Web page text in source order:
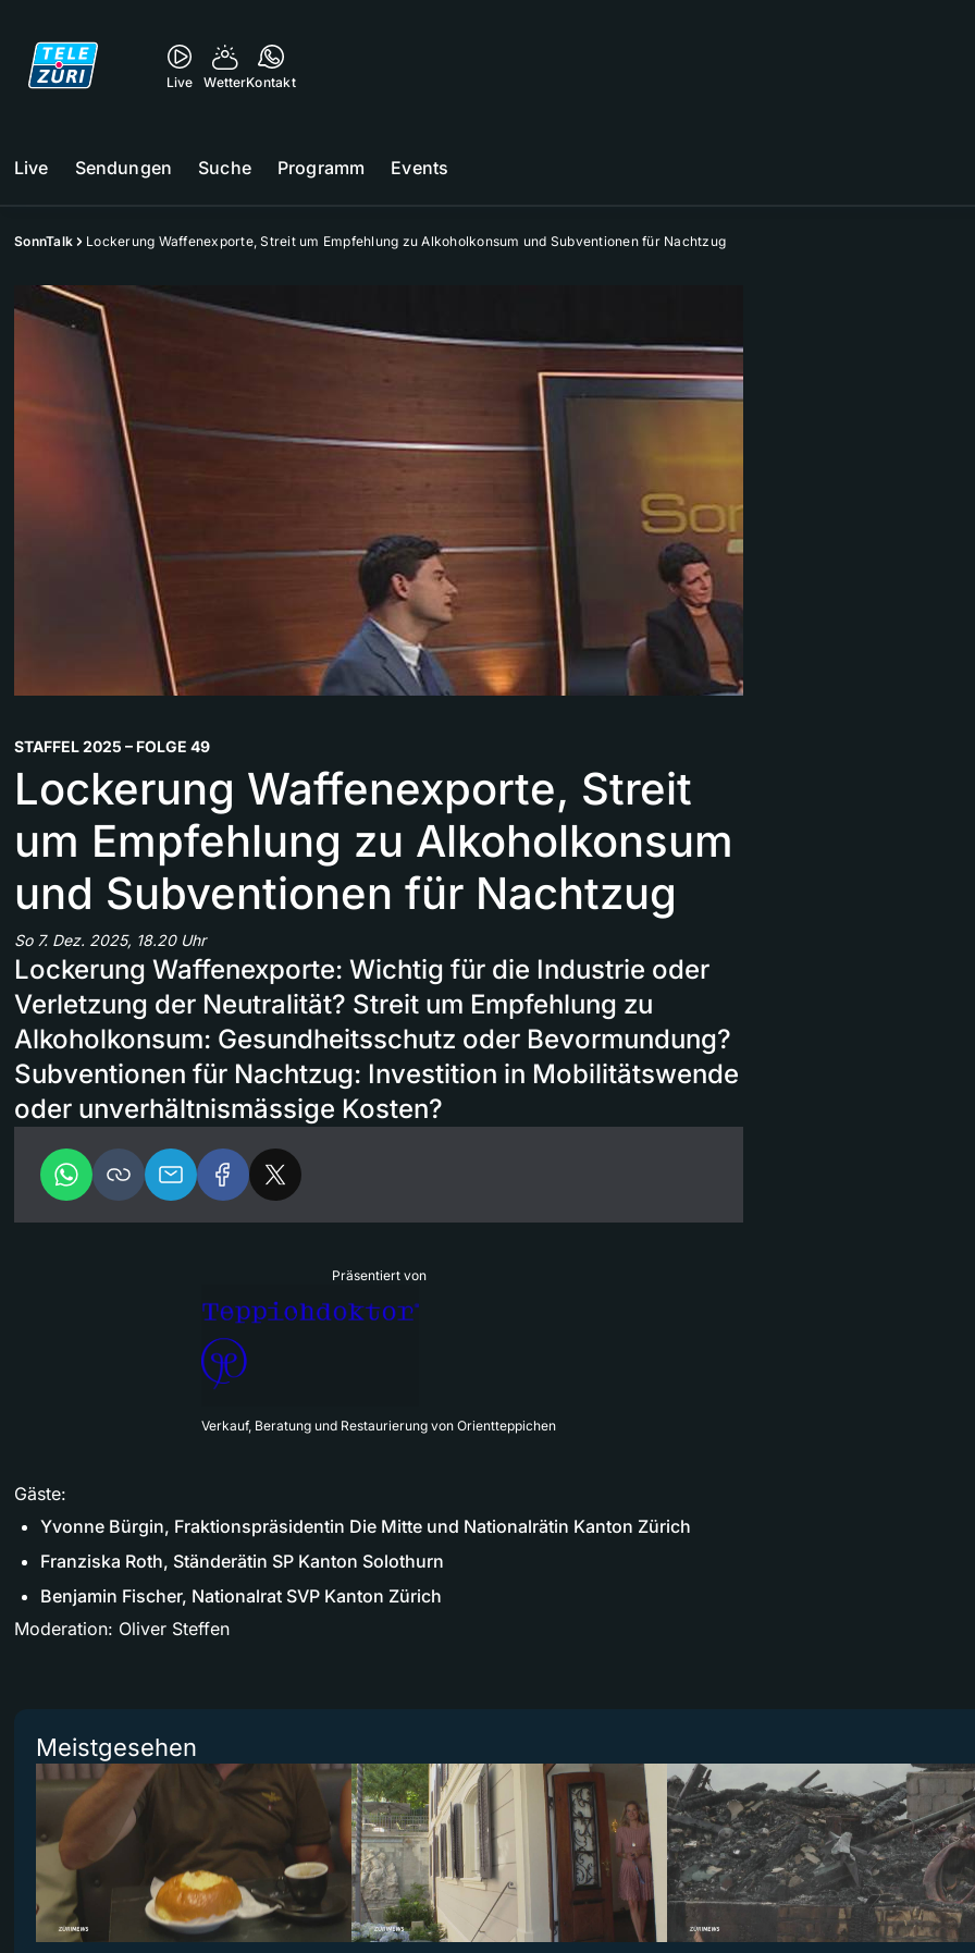
Live WetterKontakt
Live Sendungen Suche Programm Events
SonnTalk Lockerung Waffenexporte, Streit um Empfehlung zu Alkoholkonsum und Subventionen für Nachtzug
STAFFEL 2025 – FOLGE 49
Lockerung Waffenexporte, Streit
um Empfehlung zu Alkoholkonsum
und Subventionen für Nachtzug
So 7. Dez. 2025, 18.20 Uhr
Lockerung Waffenexporte: Wichtig für die Industrie oder
Verletzung der Neutralität? Streit um Empfehlung zu
Alkoholkonsum: Gesundheitsschutz oder Bevormundung?
Subventionen für Nachtzug: Investition in Mobilitätswende
oder unverhältnismässige Kosten?
Präsentiert von
Verkauf, Beratung und Restaurierung von Orientteppichen
Gäste:
Yvonne Bürgin, Fraktionspräsidentin Die Mitte und Nationalrätin Kanton Zürich
Franziska Roth, Ständerätin SP Kanton Solothurn
Benjamin Fischer, Nationalrat SVP Kanton Zürich
Moderation: Oliver Steffen
Meistgesehen